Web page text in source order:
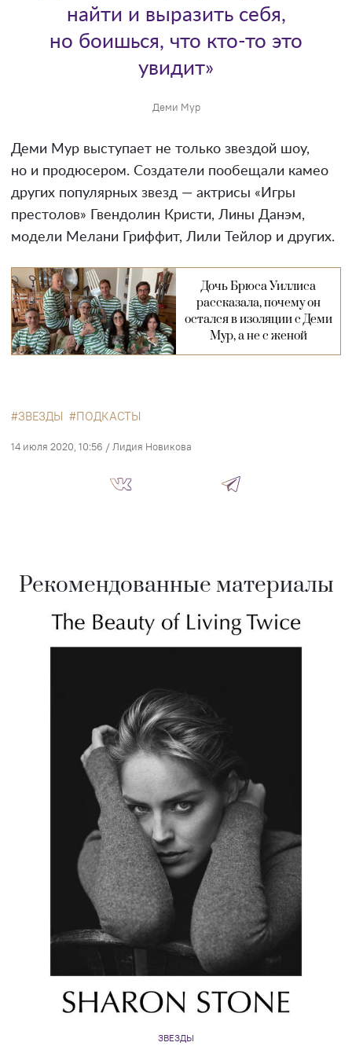
Деми Мур
найти и выразить себя,
но боишься, что кто-то это
увидит»
Деми Мур выступает не только звездой шоу,
но и продюсером. Создатели пообещали камео
других популярных звезд — актрисы «Игры
престолов» Гвендолин Кристи, Лины Данэм,
модели Мелани Гриффит, Лили Тейлор и других.
Дочь Брюса Уиллиса
рассказала, почему он
остался в изоляции с Деми
Мур, а не с женой
ЗВЕЗДЫ ПОДКАСТЫ
14 июля 2020, 10:56 / Лидия Новикова
Рекомендованные материалы
ЗВЕЗДЫ